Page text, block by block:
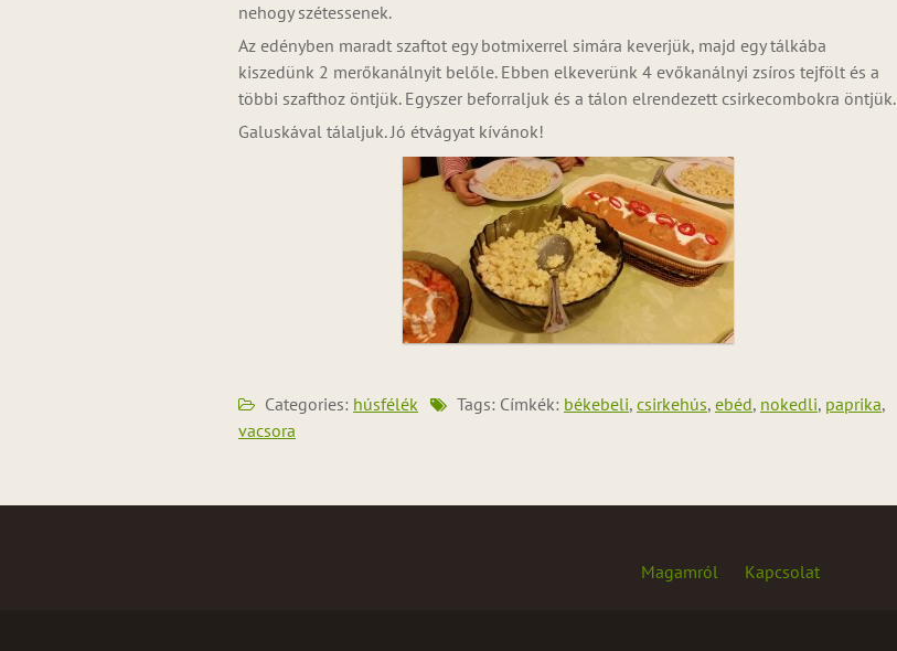
nehogy szétessenek.
Az edényben maradt szaftot egy botmixerrel simára keverjük, majd egy tálkába
kiszedünk 2 merőkanálnyit belőle. Ebben elkeverünk 4 evőkanálnyi zsíros tejfölt és a
többi szafthoz öntjük. Egyszer beforraljuk és a tálon elrendezett csirkecombokra öntjük.
Galuskával tálaljuk. Jó étvágyat kívánok!
Categories: húsfélék Tags: Címkék: békebeli, csirkehús, ebéd, nokedli, paprika,
vacsora
Magamról Kapcsolat